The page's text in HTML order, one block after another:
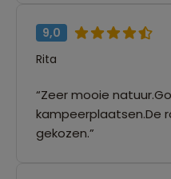
9,0
Rita
“Zeer mooie
kampeerplaatsen.De
gekozen.”